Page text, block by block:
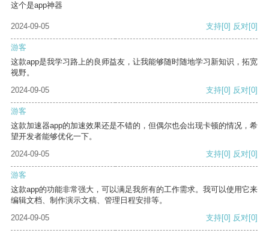
这个是app神器
2024-09-05 支持[0] 反对[0]
游客
这款app是我学习路上的良师益友，让我能够随时随地学习新知识，拓宽
视野。
2024-09-05
支持[0] 反对[0]
游客
这款加速器app的加速效果还是不错的，但偶尔也会出现卡顿的情况，希
望开发者能够优化一下。
2024-09-05
支持[0] 反对[0]
游客
这款app的功能非常强大，可以满足我所有的工作需求。我可以使用它来
编辑文档、制作演示文稿、管理日程安排等。
2024-09-05
支持[0] 反对[0]